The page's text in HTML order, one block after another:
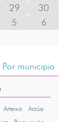
29
30
5 6
Por municipio
Arteixo
Arzúa